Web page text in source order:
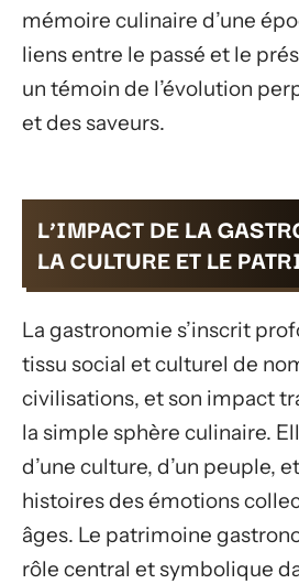
mémoire culinaire d’une
liens entre le passé et le
un témoin de l’évolution
et des saveurs.
L’IMPACT DE LA
LA CULTURE ET LE
La gastronomie s’inscrit
tissu social et culturel de
civilisations, et son impact
la simple sphère culinaire.
d’une culture, d’un peuple,
histoires des émotions
âges. Le patrimoine
rôle central et symbolique